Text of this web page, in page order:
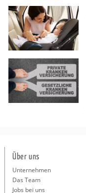
Über uns
Unternehmen
Das Team
Jobs bei uns